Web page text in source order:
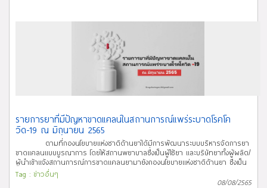
กรกฎาคม 2565 จำนวน 32 รายการ เป็นรายการการยาที่อยู่ในสถานะยัง
ขาดแคลน (Currently in shortage) จำนวน 7 รายการ เป็นรายการยาที่อยู่ใน
สถานะแก้ไขเสร็จแล้ว (Resolved) จำนวน 23 รายการ และ อื่นๆ 2 รายการ ยา
ขาดแคลนที่ประชาสัมพันธ์บนเว็บไซต์ หมายถึง ยาที่มีความจำเป็นและส่งผลกระทบ
ต่อระบบสาธารณสุข ซึ่งปัจจุบันปริมาณ Supply ไม่เพียงพอต่อความต้องการใช้ยา
และ/หรือไม่สามารถคาดการณ์ระยะเวลาในการกลับมาจำหน่ายเป็นปกติได้ สาเหตุ
การขาดแคลน (Shortage Reasons) ที่แสดงผลบนเว็บไซต์ ได้แก่
(1) ปรับปรุง/แก้ไขทะเบียน/GMP (2) ขาดวัตถุดิบทางยา (3)
บริษัทยกเลิกการผลิต/นำเข้า (4) มีปัญหาด้านการขนส่ง (5) ปริมาณ
รายการยาที่มีปัญหาขาดแคลนในสถานการณ์แพร่ระบาดโรคโค
วิด-19 ณ มิถุนายน 2565
ตามที่กองนโยบายแห่งชาติด้านยาได้มีการพัฒนาระบบบริหารจัดการยา
ขาดแคลนแบบบูรณาการ โดยให้สถานพยาบาลซึ่งเป็นผู้ใช้ยา และบริษัทยาทั้งผู้ผลิต/
ผู้นำเข้าแจ้งสถานการณ์การขาดแคลนยามายังกองนโยบายแห่งชาติด้านยา ซึ่งเป็น
หน่วยงานในการประสาน รับเรื่อง ตรวจสอบข้อมูล พิจารณาแนวทางแก้ไข
ประชาสัมพันธ์ พร้อมทั้งติดตามและเฝ้าระวังปัญหาการขาดแคลนยาในประเทศ
Tag : ข่าวอื่นๆ
08/08/2565